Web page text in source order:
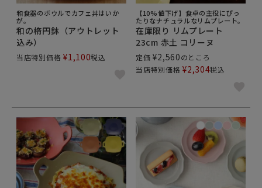
和食器のボウルでカフェ丼はいか
が。
和の楕円鉢（アウトレット
込み）
当店特別価格 ¥1,100税込
【10%値下げ】食卓の主役にぴっ
たりなナチュラルなリムプレート。
在庫限り リムプレート
23cm 赤土 コリーヌ
定価 ¥2,560のところ
当店特別価格 ¥2,304税込